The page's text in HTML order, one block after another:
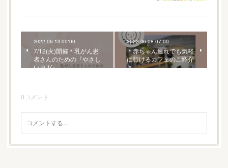
2022.06.13 00:00
7/12(火)開催＊乳がん患
者さんのための『やさし
いヨガ』
2022.06.08 07:00
＊赤ちゃん連れでも気軽
に行けるカフェのご紹介
＊
0コメント